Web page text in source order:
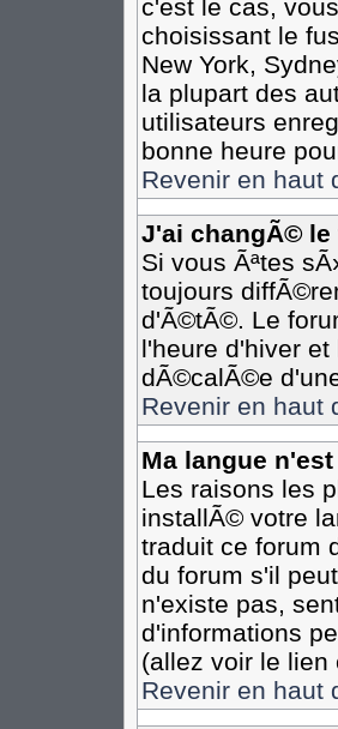
c'est le cas,
choisissant le
New York,
la plupart des
utilisateurs
bonne heure
Revenir en haut
J'ai changÃ©
Si vous Ãªtes
toujours
d'Ã©tÃ©. Le
l'heure d'hiver
dÃ©calÃ©e
Revenir en haut
Ma langue
Les raisons les
installÃ© votre
traduit ce forum
du forum s'il
n'existe pas,
d'informations
(allez voir le lien
Revenir en haut